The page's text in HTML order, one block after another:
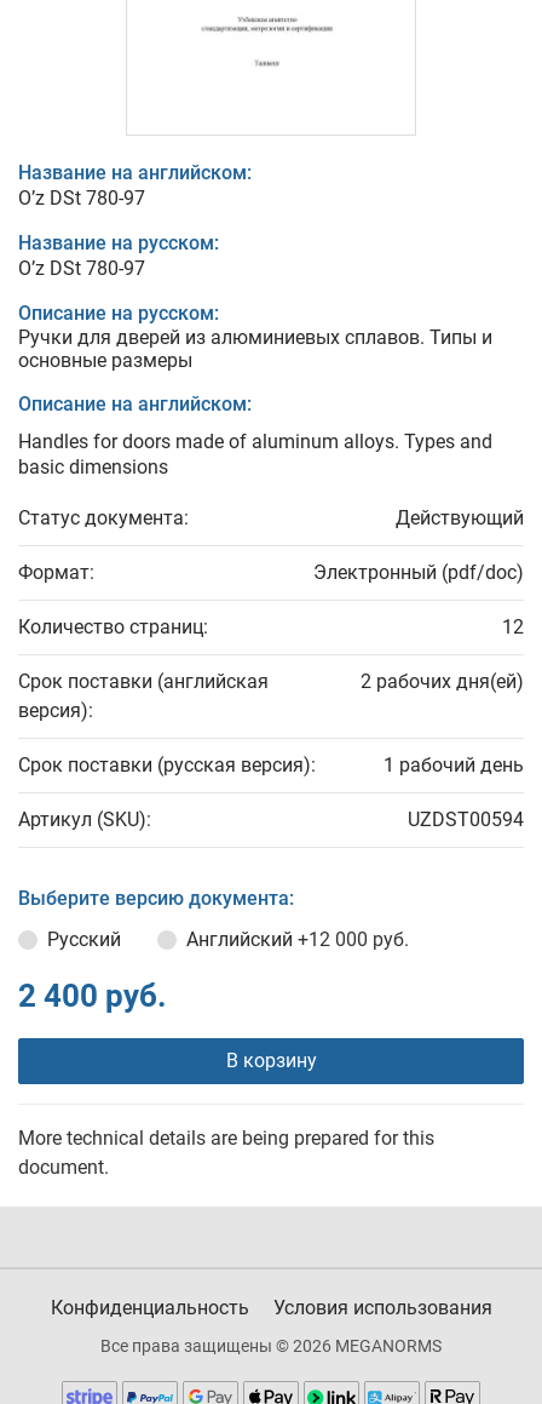
Название на английском:
O’z DSt 780-97
Название на русском:
O’z DSt 780-97
Описание на русском:
Ручки для дверей из алюминиевых сплавов. Типы и
основные размеры
Описание на английском:
Handles for doors made of aluminum alloys. Types and
basic dimensions
Статус документа: Действующий
Формат: Электронный (pdf/doc)
Количество страниц: 12
Срок поставки (английская
версия):
2 рабочих дня(ей)
Срок поставки (русская версия): 1 рабочий день
Артикул (SKU): UZDST00594
Выберите версию документа:
Русский
Английский +12 000 руб.
2 400 руб.
В корзину
More technical details are being prepared for this
document.
Конфиденциальность Условия использования
Все права защищены © 2026 MEGANORMS